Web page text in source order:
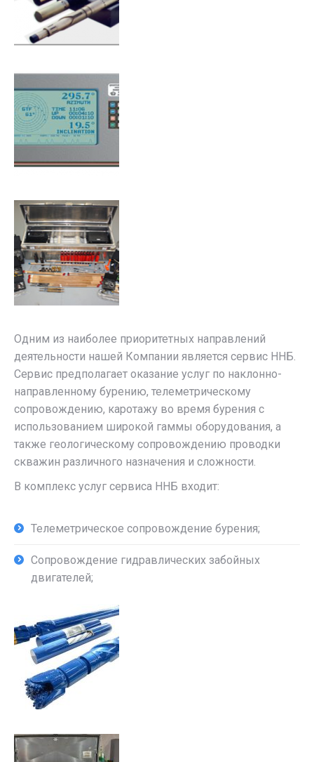
Одним из наиболее приоритетных направлений
деятельности нашей Компании является сервис ННБ.
Сервис предполагает оказание услуг по наклонно-
направленному бурению, телеметрическому
сопровождению, каротажу во время бурения с
использованием широкой гаммы оборудования, а
также геологическому сопровождению проводки
скважин различного назначения и сложности.
В комплекс услуг сервиса ННБ входит:
Телеметрическое сопровождение бурения;
Сопровождение гидравлических забойных
двигателей;